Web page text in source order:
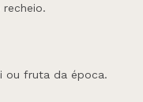
ou fruta da época.